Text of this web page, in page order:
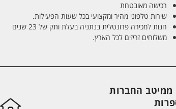
רכישה מאובטחת
שירות טלפוני מהיר ומקצועי בכל שעות הפעילות.
חנות למכירה פרונטלית בנתניה בעלת ותק של 23 שנים
משלוחים זריזים לכל הארץ.
ממיטב החברות